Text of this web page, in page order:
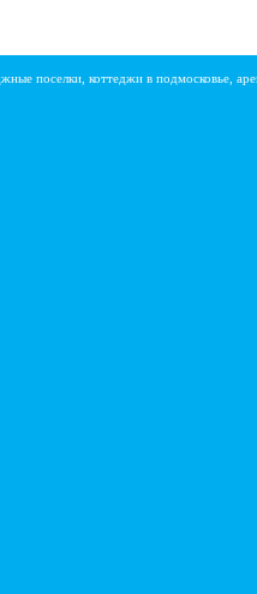
поселки, коттеджи в подмосковье,